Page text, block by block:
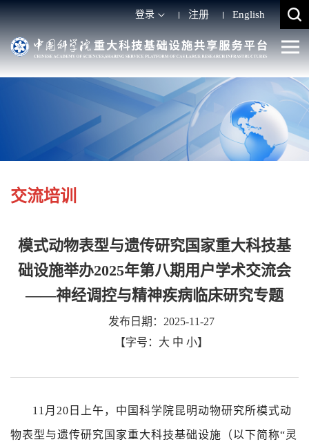
登录 注册 English
交流培训
模式动物表型与遗传研究国家重大科技基
础设施举办2025年第八期用户学术交流会
——神经调控与精神疾病临床研究专题
发布日期：2025-11-27
【字号： 大 中 小】
11 月 20 日上午，中国科学院昆明动物研究所模式动
物表型与遗传研究国家重大科技基础设施（以下简称“灵